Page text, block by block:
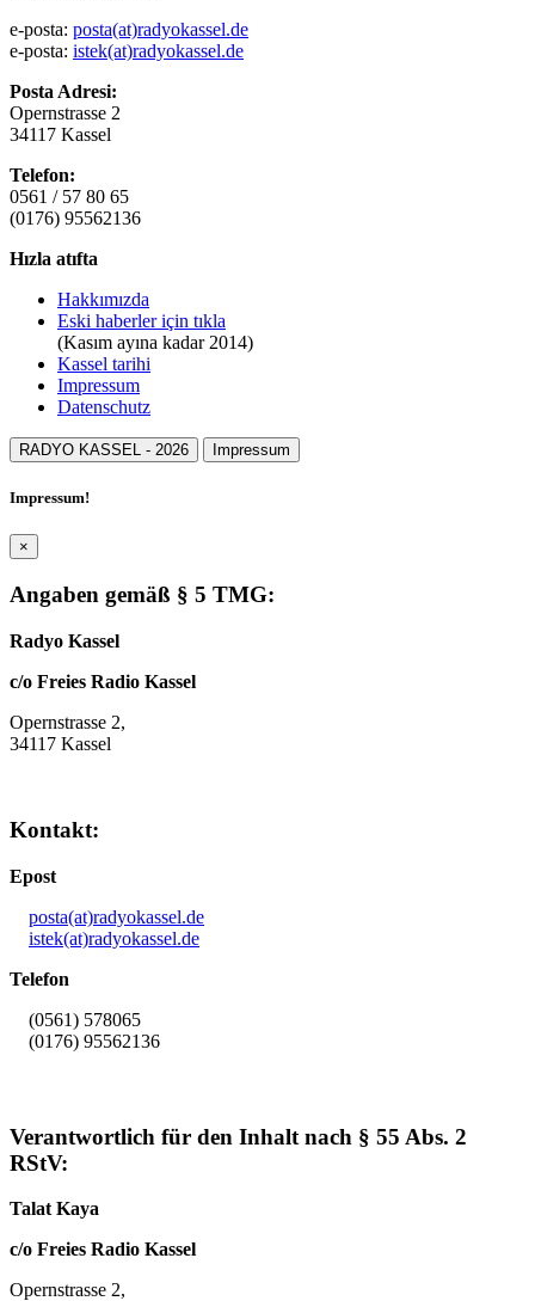
e-posta: posta(at)radyokassel.de
e-posta: istek(at)radyokassel.de
Posta Adresi:
Opernstrasse 2
34117 Kassel
Telefon:
0561 / 57 80 65
(0176) 95562136
Hızla atıfta
Hakkımızda
Eski haberler için tıkla
(Kasım ayına kadar 2014)
Kassel tarihi
Impressum
Datenschutz
RADYO KASSEL - 2026 Impressum
Impressum!
×
Angaben gemäß § 5 TMG:
Radyo Kassel
c/o Freies Radio Kassel
Opernstrasse 2,
34117 Kassel
Kontakt:
Epost
posta(at)radyokassel.de
istek(at)radyokassel.de
Telefon
(0561) 578065
(0176) 95562136
Verantwortlich für den Inhalt nach § 55 Abs. 2
RStV:
Talat Kaya
c/o Freies Radio Kassel
Opernstrasse 2,